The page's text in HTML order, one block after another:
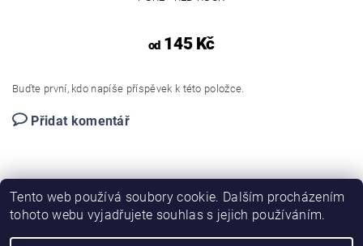
od145 Kč
Buďte první, kdo napíše příspěvek k této položce.
Přidat komentář
Tento web používá soubory cookie. Dalším procházením
tohoto webu vyjadřujete souhlas s jejich používáním.